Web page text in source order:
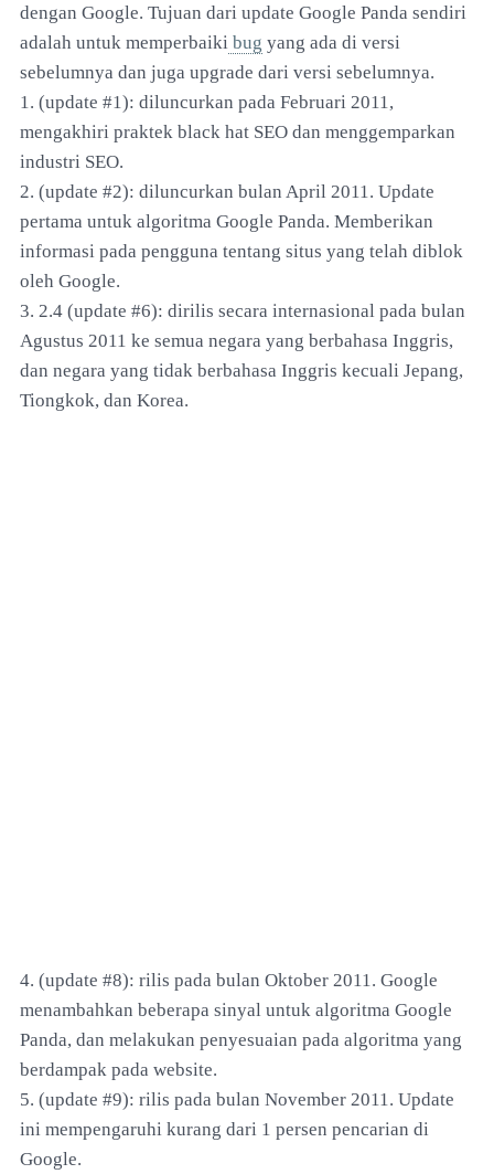
dengan Google. Tujuan dari update Google Panda sendiri
adalah untuk memperbaiki bug yang ada di versi
sebelumnya dan juga upgrade dari versi sebelumnya.
1. (update #1): diluncurkan pada Februari 2011,
mengakhiri praktek black hat SEO dan menggemparkan
industri SEO.
2. (update #2): diluncurkan bulan April 2011. Update
pertama untuk algoritma Google Panda. Memberikan
informasi pada pengguna tentang situs yang telah diblok
oleh Google.
3. 2.4 (update #6): dirilis secara internasional pada bulan
Agustus 2011 ke semua negara yang berbahasa Inggris,
dan negara yang tidak berbahasa Inggris kecuali Jepang,
Tiongkok, dan Korea.
4. (update #8): rilis pada bulan Oktober 2011. Google
menambahkan beberapa sinyal untuk algoritma Google
Panda, dan melakukan penyesuaian pada algoritma yang
berdampak pada website.
5. (update #9): rilis pada bulan November 2011. Update
ini mempengaruhi kurang dari 1 persen pencarian di
Google.